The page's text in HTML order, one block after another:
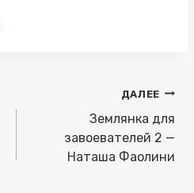
ДАЛЕЕ
Землянка для
завоевателей 2 —
Наташа Фаолини